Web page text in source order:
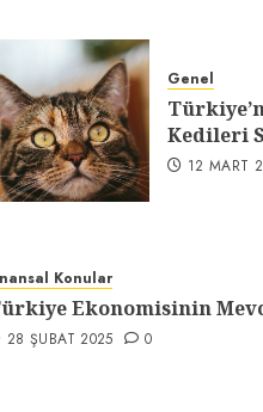
Genel
Kedileri
12 MART
Konular
Ekonomisinin
28 ŞUBAT 2025 0